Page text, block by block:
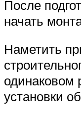
После
начать
Наметить
одинаковом
установки